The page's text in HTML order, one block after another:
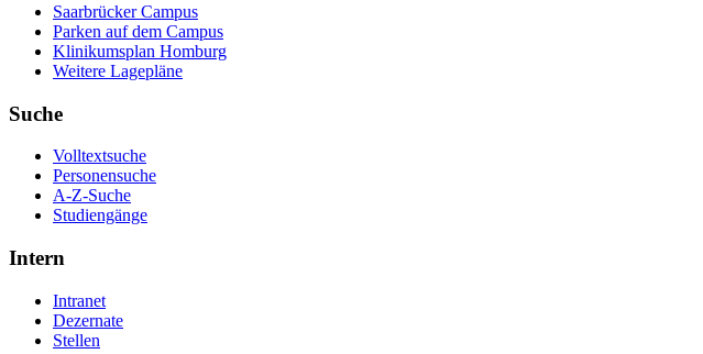
Saarbrücker Campus
Parken auf dem Campus
Klinikumsplan Homburg
Weitere Lagepläne
Suche
Volltextsuche
Personensuche
A-Z-Suche
Studiengänge
Intern
Intranet
Dezernate
Stellen